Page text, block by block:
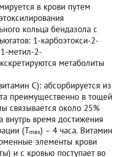
в крови путем
кольца бендазола с
1-карбоэтокси-2-
метил-2-
метаболиты
С): абсорбируется из
преимущественно в тощей
связывается около 25%
время достижения
(Тmах) – 4 часа. Витамин
элементы крови
и с кровью поступает во